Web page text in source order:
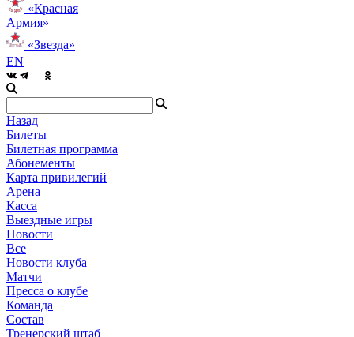
«Красная
Армия»
«Звезда»
EN
Назад
Билеты
Билетная программа
Абонементы
Карта привилегий
Арена
Касса
Выездные игры
Новости
Все
Новости клуба
Матчи
Пресса о клубе
Команда
Состав
Тренерский штаб